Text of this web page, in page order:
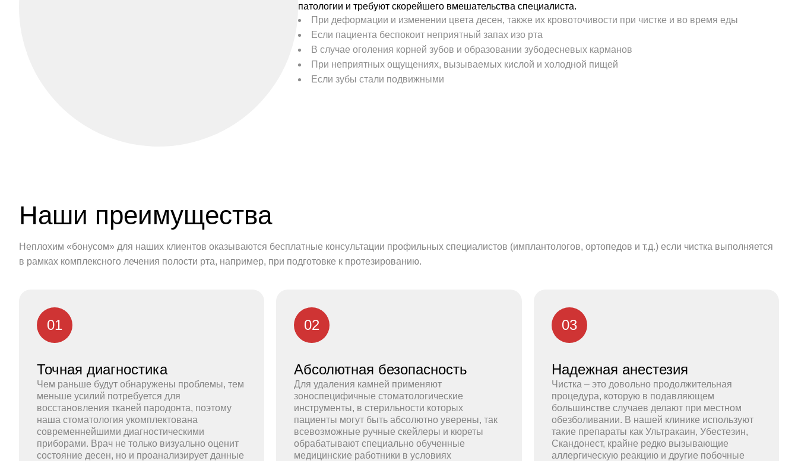
патологии и требуют скорейшего вмешательства специалиста.
При деформации и изменении цвета десен, также их кровоточивости при чистке и во время еды
Если пациента беспокоит неприятный запах изо рта
В случае оголения корней зубов и образовании зубодесневых карманов
При неприятных ощущениях, вызываемых кислой и холодной пищей
Если зубы стали подвижными
Наши преимущества
Неплохим «бонусом» для наших клиентов оказываются бесплатные консультации профильных специалистов (имплантологов, ортопедов и т.д.) если чистка выполняется
в рамках комплексного лечения полости рта, например, при подготовке к протезированию.
01
Точная диагностика
Чем раньше будут обнаружены проблемы, тем
меньше усилий потребуется для
восстановления тканей пародонта, поэтому
наша стоматология укомплектована
современнейшими диагностическими
приборами. Врач не только визуально оценит
состояние десен, но и проанализирует данные
02
Абсолютная безопасность
Для удаления камней применяют
зоноспецифичные стоматологические
инструменты, в стерильности которых
пациенты могут быть абсолютно уверены, так
всевозможные ручные скейлеры и кюреты
обрабатывают специально обученные
медицинские работники в условиях
03
Надежная анестезия
Чистка – это довольно продолжительная
процедура, которую в подавляющем
большинстве случаев делают при местном
обезболивании. В нашей клинике используют
такие препараты как Ультракаин, Убестезин,
Скандонест, крайне редко вызывающие
аллергическую реакцию и другие побочные